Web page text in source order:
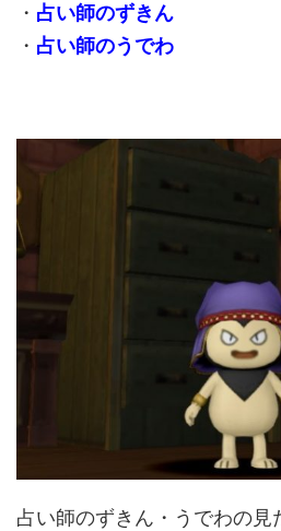
・ 占い師のずきん
・ 占い師のうでわ
占い師のずきん・うでわの見